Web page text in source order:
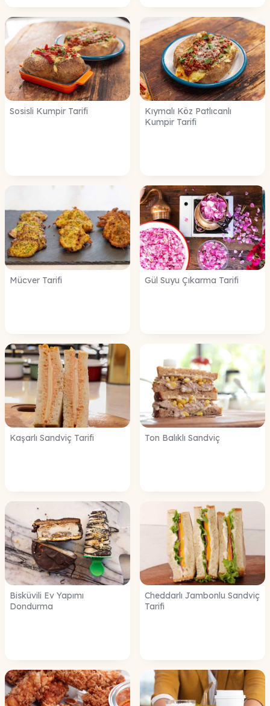
Sosisli Kumpir Tarifi
Kıymalı Köz Patlıcanlı
Kumpir Tarifi
Mücver Tarifi Gül Suyu Çıkarma Tarifi
Kaşarlı Sandviç Tarifi Ton Balıklı Sandviç
Bisküvili Ev Yapımı
Dondurma
Cheddarlı Jambonlu Sandviç
Tarifi